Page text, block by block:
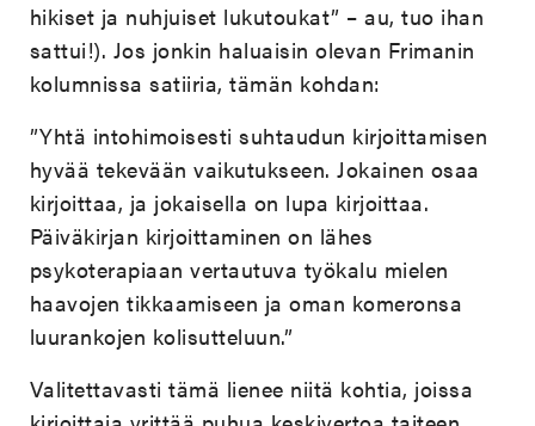
hikiset ja nuhjuiset lukutoukat” – au, tuo ihan
sattui!). Jos jonkin haluaisin olevan Frimanin
kolumnissa satiiria, tämän kohdan:
”Yhtä intohimoisesti suhtaudun kirjoittamisen
hyvää tekevään vaikutukseen. Jokainen osaa
kirjoittaa, ja jokaisella on lupa kirjoittaa.
Päiväkirjan kirjoittaminen on lähes
psykoterapiaan vertautuva työkalu mielen
haavojen tikkaamiseen ja oman komeronsa
luurankojen kolisutteluun.”
Valitettavasti tämä lienee niitä kohtia, joissa